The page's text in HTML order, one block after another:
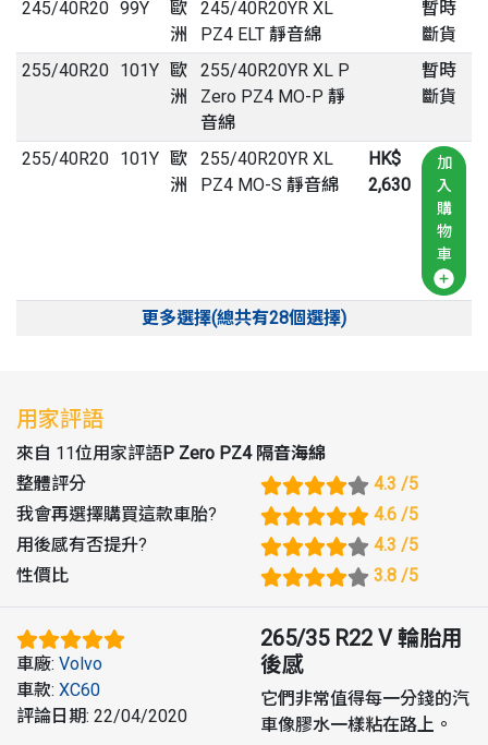
245/40R20 99Y
歐
洲
245/40R20YR XL
PZ4 ELT 靜音綿
暫時
斷貨
255/40R20 101Y 歐
洲
255/40R20YR XL P
Zero PZ4 MO-P 靜
音綿
暫時
斷貨
255/40R20 101Y 歐
洲
255/40R20YR XL
PZ4 MO-S 靜音綿
HK$
2,630
加
入
購
物
車
更多選擇(總共有28個選擇)
用家評語
來自 11位用家評語P Zero PZ4 隔音海綿
整體評分
4.3 /5
我會再選擇購買這款車胎? 4.6 /5
用後感有否提升? 4.3 /5
性價比
3.8 /5
車廠: Volvo
車款: XC60
評論日期: 22/04/2020
265/35 R22 V 輪胎用
後感
它們非常值得每一分錢的汽
車像膠水一樣粘在路上。